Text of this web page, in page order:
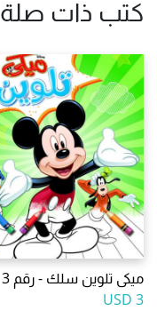
كتب ذات صلة
ميكى تلوين سلك - رقم 3
3 USD